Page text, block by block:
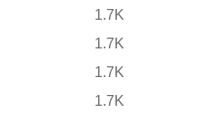
1.7K
1.7K
1.7K
1.7K